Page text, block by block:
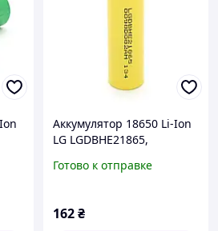
Аккумулятор 18650 Li-Ion
LG LGDBHE21865,
4.2/3.6/2.5V, Yellow , PVC
Готово к отправке
162₴